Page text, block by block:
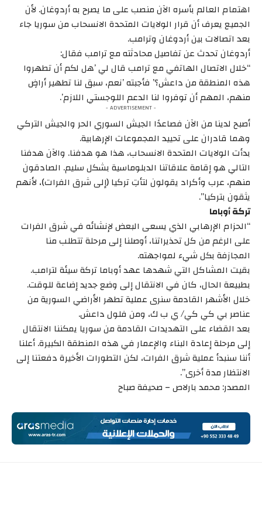
اهتمام العالم بأسره الآن منصب على ما يصرح به أردوغان. لأن
الجميع يعرف أن قرار الولايات المتحدة الانسحاب من سوريا جاء
بعد اتصالات بين أردوغان وترامب.
أردوغان تحدث عن تفاصيل محادثته مع ترامب فقال:
“خلال الاتصال الهاتفي مع ترامب قال لي ’هل لكم أن تطهروا
هذه المنطقة من داعش؟’ فأجبته ’نعم، سبق لنا تطهير أراضٍ
منهم، المهم أن توفروا لنا الدعم اللوجستي اللازم’.
- ADVERTISEMENT -
أصبح لدينا من الآن فصاعدًا الجيش السوري الحر والجيش التركي
وهما قادران على تحييد المجموعات الإرهابية.
بدأت الولايات المتحدة الانسحاب، هذا هو هدفنا. والآن هدفنا
التالي هو إقامة علاقاتنا الدبلوماسية بشكل سليم. الصادقون
منهم، عرب وأكراد يقولون لتأتِ تركيا (إلى شرق الفرات)، لأنهم
يثقون بتركيا”.
تركة أوباما
“الحزام الإرهابي الذي يسعى البعض لإنشائه في شرق الفرات
على الرغم من كل تحذيراتنا، أوصلنا إلى مرحلة تتطلب منا
المجازفة بكل شيء لمواجهته.
بقيت المشاكل التي شهدها عهد أوباما تركة سيئة لترامب.
بطبيعة الحال، كان في الانتقال إلى وضع جديد إضاعة للوقت.
خلال الأشهر القادمة سنرى عملية تطهر الأراضي السورية من
عناصر بي كي كي/ ي ب ك، ومن فلول داعش.
بعد القضاء على التهديدات القادمة من سوريا يمكننا الانتقال
إلى مرحلة إعادة البناء والإعمار في هذه المنطقة الكبيرة. أعلنا
أننا سنبدأ عملية شرق الفرات، لكن التطورات الأخيرة دفعتنا إلى
الانتظار مدة أخرى”.
المصدر: محمد بارلاص – صحيفة صباح